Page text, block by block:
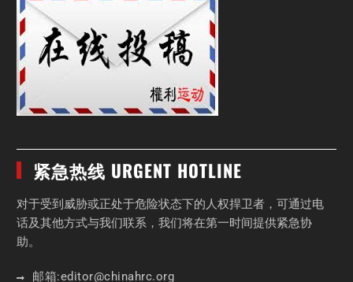
紧急热线 URGENT HOTLINE
对于受到威胁或正处于危险状态下的人权捍卫者，可通过电
话及其他方式与我们联系，我们将在第一时间提供紧急协
助。
邮箱:editor@chinahrc.org